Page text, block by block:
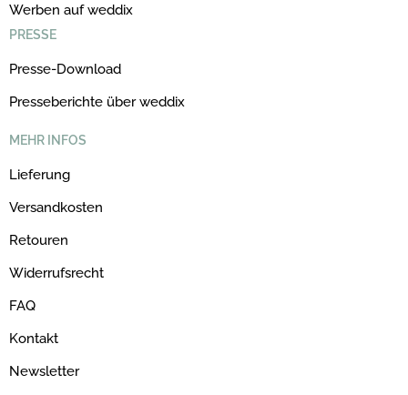
Werben auf weddix
PRESSE
Presse-Download
Presseberichte über weddix
MEHR INFOS
Lieferung
Versandkosten
Retouren
Widerrufsrecht
FAQ
Kontakt
Newsletter